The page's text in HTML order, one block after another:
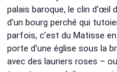
palais baroque, le clin d’œil
d’un bourg perché qui
parfois, c’est du Matisse
porte d’une église sous la
avec des lauriers roses –